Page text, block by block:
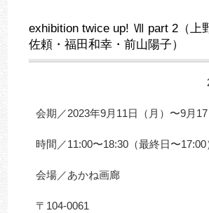
exhibition twice up! Ⅶ part 2（上
佐頼・福田和幸・前山陽子）
会期／2023年9月11日（月）〜9月17
時間／11:00〜18:30（最終日〜17:00
会場／あかね画廊
〒104-0061